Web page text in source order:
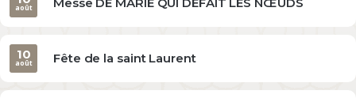
août
Fête de la saint Laurent
10
août